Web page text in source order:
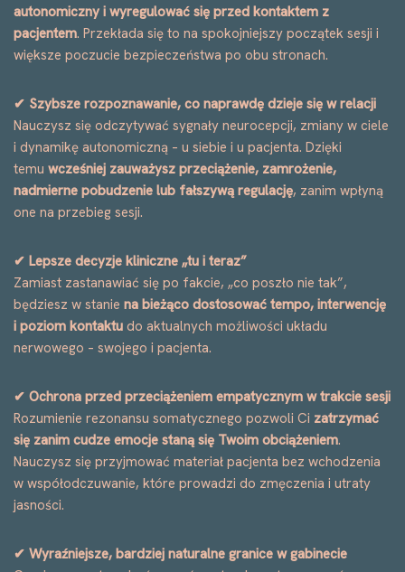
autonomiczny i wyregulować się przed kontaktem z
pacjentem. Przekłada się to na spokojniejszy początek sesji i
większe poczucie bezpieczeństwa po obu stronach.
✔ Szybsze rozpoznawanie, co naprawdę dzieje się w relacji
Nauczysz się odczytywać sygnały neurocepcji, zmiany w ciele
i dynamikę autonomiczną – u siebie i u pacjenta. Dzięki
temu wcześniej zauważysz przeciążenie, zamrożenie,
nadmierne pobudzenie lub fałszywą regulację, zanim wpłyną
one na przebieg sesji.
✔ Lepsze decyzje kliniczne „tu i teraz”
Zamiast zastanawiać się po fakcie, „co poszło nie tak”,
będziesz w stanie na bieżąco dostosować tempo, interwencję
i poziom kontaktu do aktualnych możliwości układu
nerwowego – swojego i pacjenta.
✔ Ochrona przed przeciążeniem empatycznym w trakcie sesji
Rozumienie rezonansu somatycznego pozwoli Ci zatrzymać
się zanim cudze emocje staną się Twoim obciążeniem.
Nauczysz się przyjmować materiał pacjenta bez wchodzenia
w współodczuwanie, które prowadzi do zmęczenia i utraty
jasności.
✔ Wyraźniejsze, bardziej naturalne granice w gabinecie